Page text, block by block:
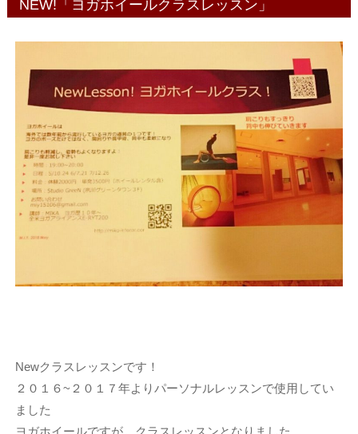
NEW!「ヨガホイールクラスレッスン」
Newクラスレッスンです！
２０１６~２０１７年よりパーソナルレッスンで使用してい
ました